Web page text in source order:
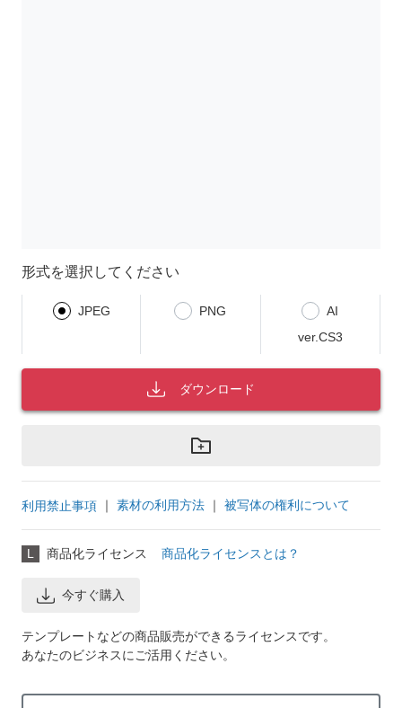
形式を選択してください
JPEG PNG
AI
ver.CS3
ダウンロード
利用禁止事項 ｜ 素材の利用方法 ｜ 被写体の権利について
L 商品化ライセンス 商品化ライセンスとは？
今すぐ購入
テンプレートなどの商品販売ができるライセンスです。
あなたのビジネスにご活用ください。